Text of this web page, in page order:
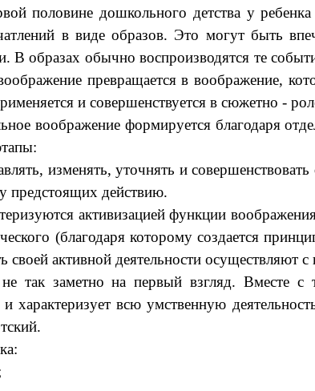
половине дошкольного детства у
в виде образов. Это могут быть
В образах обычно воспроизводятся те
превращается в воображение,
и совершенствуется в сюжетно -
воображение формируется благодаря
изменять, уточнять и
предстоящих действию.
активизацией функции
(благодаря которому создается
активной деятельности осуществляют
заметно на первый взгляд. Вместе с
всю умственную